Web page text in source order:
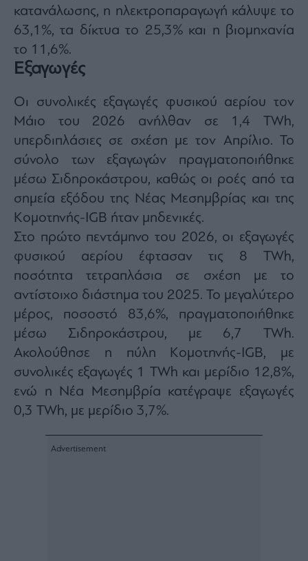
κατανάλωσης, η ηλεκτροπαραγωγή κάλυψε το
63,1%, τα δίκτυα το 25,3% και η βιομηχανία
το 11,6%.
Εξαγωγές
Οι συνολικές εξαγωγές φυσικού αερίου τον
Μάιο του 2026 ανήλθαν σε 1,4 TWh,
υπερδιπλάσιες σε σχέση με τον Απρίλιο. Το
σύνολο των εξαγωγών πραγματοποιήθηκε
μέσω Σιδηροκάστρου, καθώς οι ροές από τα
σημεία εξόδου της Νέας Μεσημβρίας και της
Κομοτηνής-IGB ήταν μηδενικές.
Στο πρώτο πεντάμηνο του 2026, οι εξαγωγές
φυσικού αερίου έφτασαν τις 8 TWh,
ποσότητα τετραπλάσια σε σχέση με το
αντίστοιχο διάστημα του 2025. Το μεγαλύτερο
μέρος, ποσοστό 83,6%, πραγματοποιήθηκε
μέσω Σιδηροκάστρου, με 6,7 TWh.
Ακολούθησε η πύλη Κομοτηνής-IGB, με
συνολικές εξαγωγές 1 TWh και μερίδιο 12,8%,
ενώ η Νέα Μεσημβρία κατέγραψε εξαγωγές
0,3 TWh, με μερίδιο 3,7%.